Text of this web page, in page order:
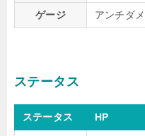
ゲージ アンチダ
ステータス
ステータス HP